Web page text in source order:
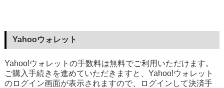
Yahooウォレット
Yahoo!ウォレットの手数料は無料でご利用いただけます。
ご購入手続きを進めていただきますと、Yahoo!ウォレット
のログイン画面が表示されますので、ログインして決済手